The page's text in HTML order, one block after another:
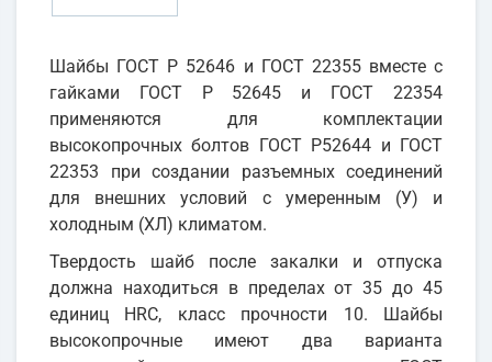
Шайбы ГОСТ Р 52646 и ГОСТ 22355 вместе с
гайками ГОСТ Р 52645 и ГОСТ 22354
применяются для комплектации
высокопрочных болтов ГОСТ Р52644 и ГОСТ
22353 при создании разъемных соединений
для внешних условий с умеренным (У) и
холодным (ХЛ) климатом.
Твердость шайб после закалки и отпуска
должна находиться в пределах от 35 до 45
единиц HRC, класс прочности 10. Шайбы
высокопрочные имеют два варианта